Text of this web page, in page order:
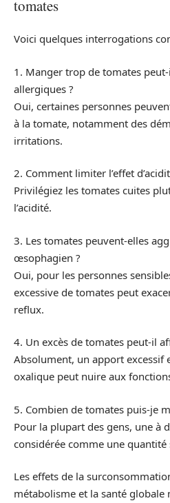
tomates
Voici quelques interrogations
1. Manger trop de tomates
allergiques ?
Oui, certaines personnes
à la tomate, notamment des
irritations.
2. Comment limiter l’effet
Privilégiez les tomates cuites
l’acidité.
3. Les tomates peuvent-elles
œsophagien ?
Oui, pour les personnes
excessive de tomates peut
reflux.
4. Un excès de tomates peut-il
Absolument, un apport excessif
oxalique peut nuire aux
5. Combien de tomates puis-je
Pour la plupart des gens, une à
considérée comme une quantité
Les effets de la
métabolisme et la santé